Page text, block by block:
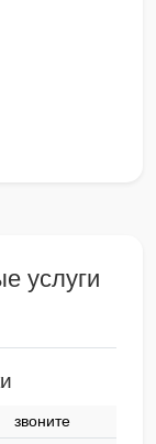
услуги
звоните